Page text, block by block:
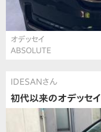
オデッセイ
ABSOLUTE
IDESANさん
初代以来のオデッセイ